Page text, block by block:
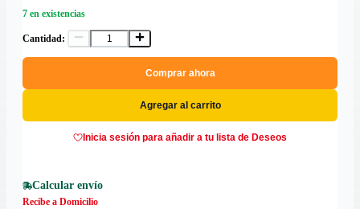
7 en existencias
Cantidad:
Comprar ahora
Agregar al carrito
Inicia sesión para añadir a tu lista de Deseos
Calcular envío
Recibe a Domicilio